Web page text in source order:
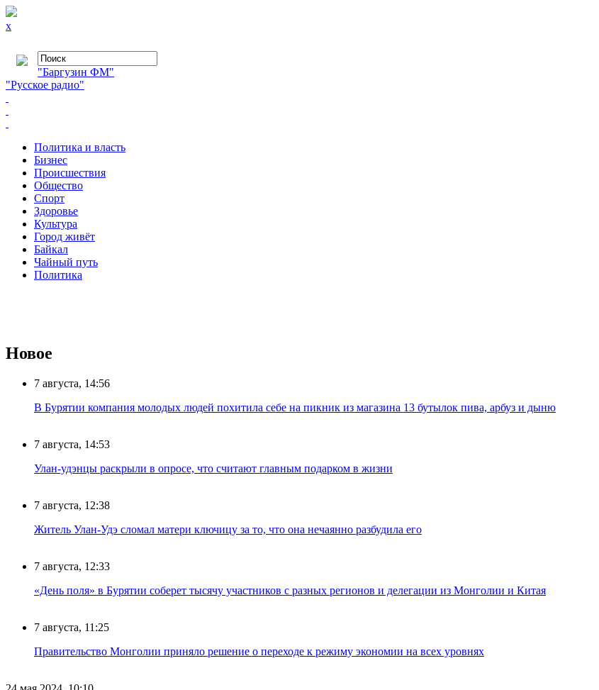
x
"Баргузин ФМ"
"Русское радио"
Политика и власть
Бизнес
Происшествия
Общество
Cпорт
Здоровье
Культура
Город живёт
Байкал
Чайный путь
Политика
Новое
7 августа, 14:56
В Бурятии компания молодых людей похитила себе на пикник из магазина 13 бутылок пива, арбуз и дыню
7 августа, 14:53
Улан-удэнцы раскрыли в опросе, что считают главным подарком в жизни
7 августа, 12:38
Житель Улан-Удэ сломал матери ключицу за то, что она нечаянно разбудила его
7 августа, 12:33
«День поля» в Бурятии соберет тысячу участников с разных регионов и делегации из Монголии и Китая
7 августа, 11:25
Правительство Монголии приняло решение о переходе к режиму экономии на всех уровнях